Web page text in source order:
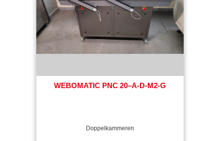
WEBOMATIC PNC 20–A-D-M2-G
Doppelkammeren